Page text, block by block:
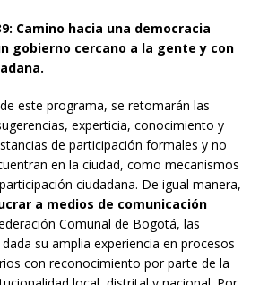
Camino hacia una democracia
gobierno cercano a la gente y con
este programa, se retomarán las
experticia, conocimiento y
de participación formales y no
en la ciudad, como mecanismos
ciudadana. De igual manera,
a medios de comunicación
Comunal de Bogotá, las
su amplia experiencia en procesos
con reconocimiento por parte de la